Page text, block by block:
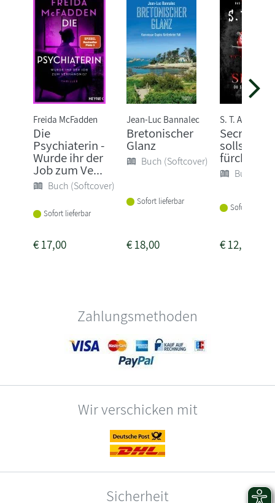
Freida McFadden
Die
Psychiaterin -
Wurde ihr der
Job zum Ve...
Buch (Softcover)
Sofort lieferbar
€17,00
Jean-Luc Bannalec
Bretonischer
Glanz
Buch (Softcover)
Sofort lieferbar
€18,00
S. T. Abby
Secret -
sollst
fürchten
Buch
Sofort
€12,00
Zahlungsmethoden
Wir verschicken mit
Sicherheit